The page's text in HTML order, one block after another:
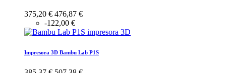
375,20 € 476,87 €
-122,00 €
Impresora 3D Bambu Lab P1S